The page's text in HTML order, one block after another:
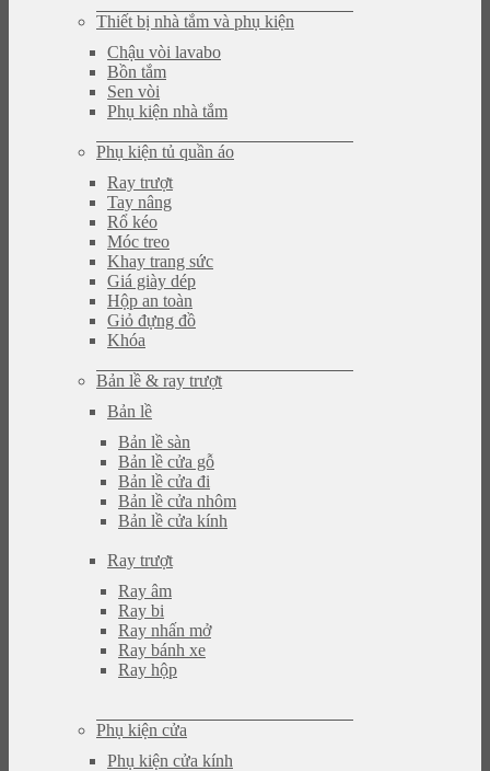
Thiết bị nhà tắm và phụ kiện
Chậu vòi lavabo
Bồn tắm
Sen vòi
Phụ kiện nhà tắm
Phụ kiện tủ quần áo
Ray trượt
Tay nâng
Rổ kéo
Móc treo
Khay trang sức
Giá giày dép
Hộp an toàn
Giỏ đựng đồ
Khóa
Bản lề & ray trượt
Bản lề
Bản lề sàn
Bản lề cửa gỗ
Bản lề cửa đi
Bản lề cửa nhôm
Bản lề cửa kính
Ray trượt
Ray âm
Ray bi
Ray nhấn mở
Ray bánh xe
Ray hộp
Phụ kiện cửa
Phụ kiện cửa kính